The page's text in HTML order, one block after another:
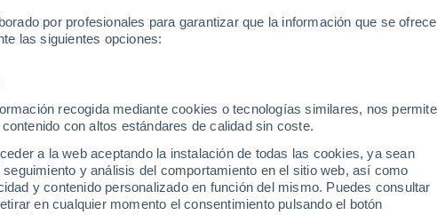
por profesionales para garantizar que la información que se
las siguientes opciones:
recogida mediante cookies o tecnologías similares, nos permite
con altos estándares de calidad sin coste.
a la web aceptando la instalación de todas las cookies, ya sean
y análisis del comportamiento en el sitio web, así como
y contenido personalizado en función del mismo. Puedes consultar
en cualquier momento el consentimiento pulsando el botón
las ciudades de Nièvre